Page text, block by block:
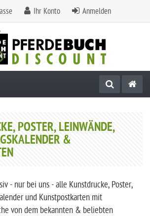
Ihr Konto Anmelden
POSTER, LEINWÄNDE,
&
- nur bei uns - alle Kunstdrucke, Poster,
und Kunstpostkarten mit
von dem bekannten & beliebten